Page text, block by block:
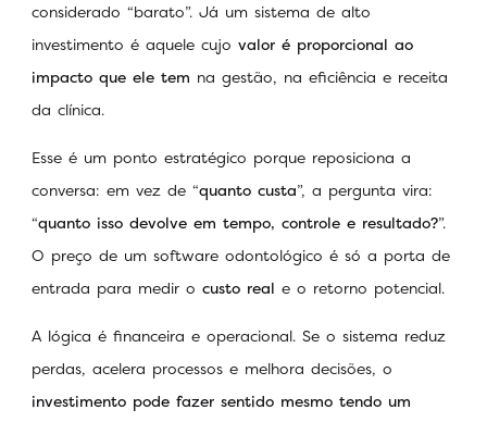
considerado “barato”. Já um sistema de alto
investimento é aquele cujo valor é proporcional ao
impacto que ele tem na gestão, na eficiência e receita
da clínica.
Esse é um ponto estratégico porque reposiciona a
conversa: em vez de “quanto custa”, a pergunta vira:
“quanto isso devolve em tempo, controle e resultado?”.
O preço de um software odontológico é só a porta de
entrada para medir o custo real e o retorno potencial.
A lógica é financeira e operacional. Se o sistema reduz
perdas, acelera processos e melhora decisões, o
investimento pode fazer sentido mesmo tendo um